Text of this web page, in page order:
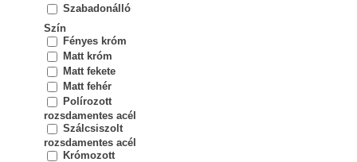
Szabadonálló
Szín
Fényes króm
Matt króm
Matt fekete
Matt fehér
Polírozott
rozsdamentes acél
Szálcsiszolt
rozsdamentes acél
Krómozott